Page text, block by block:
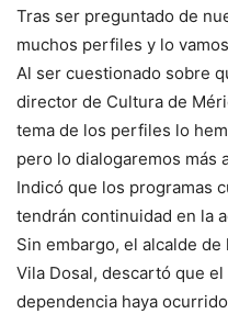
Tras ser preguntado de
muchos perfiles y lo
Al ser cuestionado sobre
director de Cultura de
tema de los perfiles lo
pero lo dialogaremos más
Indicó que los programas
tendrán continuidad en la
Sin embargo, el alcalde
Vila Dosal, descartó que
dependencia haya